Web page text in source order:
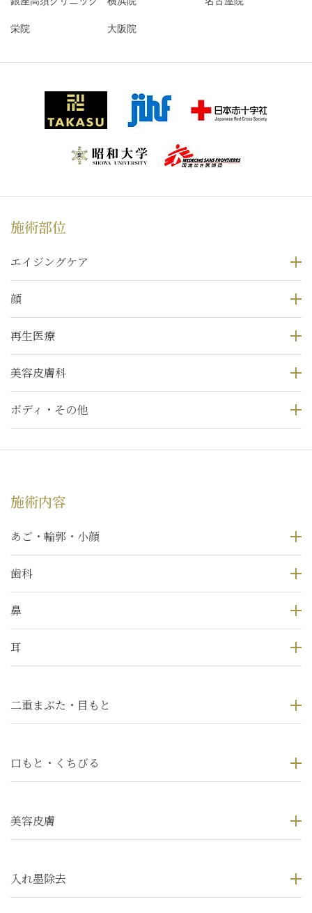
栄院 大阪院
施術部位
エイジングケア
顔
再生医療
美容皮膚科
ボディ・その他
施術内容
あご・輪郭・小顔
歯科
鼻
耳
二重まぶた・目もと
口もと・くちびる
美容皮膚
入れ墨除去